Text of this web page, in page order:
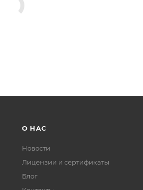
О НАС
Новости
Лицензии и сертификаты
Блог